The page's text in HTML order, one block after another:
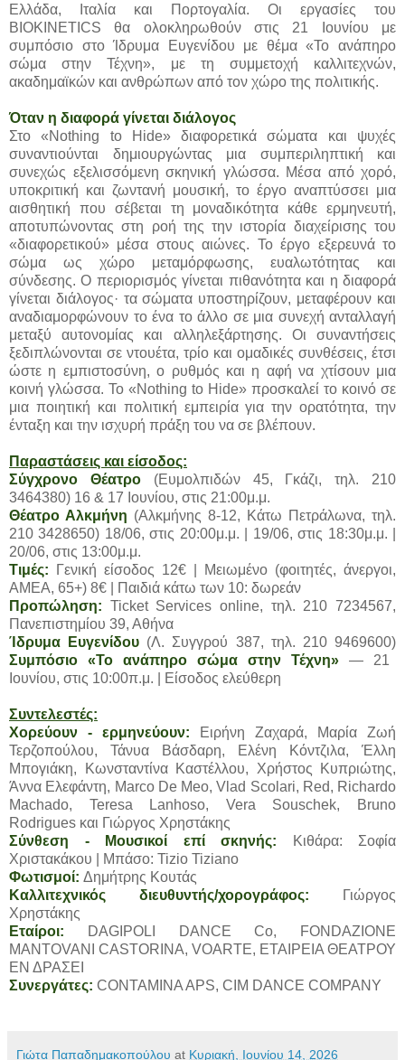
Ελλάδα, Ιταλία και Πορτογαλία. Οι εργασίες του
BIOKINETICS θα ολοκληρωθούν στις 21 Ιουνίου με
συμπόσιο στο Ίδρυμα Ευγενίδου με θέμα «Το ανάπηρο
σώμα στην Τέχνη», με τη συμμετοχή καλλιτεχνών,
ακαδημαϊκών και ανθρώπων από τον χώρο της πολιτικής.
Όταν η διαφορά γίνεται διάλογος
Στο «Nothing to Hide» διαφορετικά σώματα και ψυχές
συναντιούνται δημιουργώντας μια συμπεριληπτική και
συνεχώς εξελισσόμενη σκηνική γλώσσα. Μέσα από χορό,
υποκριτική και ζωντανή μουσική, το έργο αναπτύσσει μια
αισθητική που σέβεται τη μοναδικότητα κάθε ερμηνευτή,
αποτυπώνοντας στη ροή της την ιστορία διαχείρισης του
«διαφορετικού» μέσα στους αιώνες. Το έργο εξερευνά το
σώμα ως χώρο μεταμόρφωσης, ευαλωτότητας και
σύνδεσης. Ο περιορισμός γίνεται πιθανότητα και η διαφορά
γίνεται διάλογος· τα σώματα υποστηρίζουν, μεταφέρουν και
αναδιαμορφώνουν το ένα το άλλο σε μια συνεχή ανταλλαγή
μεταξύ αυτονομίας και αλληλεξάρτησης. Οι συναντήσεις
ξεδιπλώνονται σε ντουέτα, τρίο και ομαδικές συνθέσεις, έτσι
ώστε η εμπιστοσύνη, ο ρυθμός και η αφή να χτίσουν μια
κοινή γλώσσα. Το «Nothing to Hide» προσκαλεί το κοινό σε
μια ποιητική και πολιτική εμπειρία για την ορατότητα, την
ένταξη και την ισχυρή πράξη του να σε βλέπουν.
Παραστάσεις και είσοδος:
Σύγχρονο Θέατρο(Ευμολπιδών 45, Γκάζι, τηλ. 210
3464380) 16 & 17 Ιουνίου, στις 21:00μ.μ.
Θέατρο Αλκμήνη (Αλκμήνης 8-12, Κάτω Πετράλωνα, τηλ.
210 3428650) 18/06, στις 20:00μ.μ. | 19/06, στις 18:30μ.μ. |
20/06, στις 13:00μ.μ.
Τιμές:
Γενική είσοδος 12€ | Μειωμένο (φοιτητές, άνεργοι,
ΑΜΕΑ, 65+) 8€ | Παιδιά κάτω των 10: δωρεάν
Προπώληση: Ticket Services online, τηλ. 210 7234567,
Πανεπιστημίου 39, Αθήνα
Ίδρυμα Ευγενίδου (Λ. Συγγρού 387, τηλ. 210 9469600)
Συμπόσιο «Το ανάπηρο σώμα στην Τέχνη» — 21
Ιουνίου, στις 10:00π.μ. | Είσοδος ελεύθερη
Συντελεστές:
Χορεύουν - ερμηνεύουν: Ειρήνη Ζαχαρά, Μαρία Ζωή
Τερζοπούλου, Τάνυα Βάσδαρη, Ελένη Κόντζιλα, Έλλη
Μπογιάκη, Κωνσταντίνα Καστέλλου, Χρήστος Κυπριώτης,
Άννα Ελεφάντη, Marco De Meo, Vlad Scolari, Red, Richardo
Machado, Teresa Lanhoso, Vera Souschek, Bruno
Rodrigues και Γιώργος Χρηστάκης
Σύνθεση - Μουσικοί επί σκηνής:
Κιθάρα: Σοφία
Χριστακάκου | Μπάσο: Tizio Tiziano
Φωτισμοί: Δημήτρης Κουτάς
Καλλιτεχνικός διευθυντής/χορογράφος:
Γιώργος
Χρηστάκης
Εταίροι: DAGIPOLI DANCE Co, FONDAZIONE
MANTOVANI CASTORINA, VOARTE, ΕΤΑΙΡΕΙΑ ΘΕΑΤΡΟΥ
ΕΝ ΔΡΑΣΕΙ
Συνεργάτες: CONTAMINA APS, CIM DANCE COMPANY
Γιώτα Παπαδημακοπούλου at Κυριακή, Ιουνίου 14, 2026